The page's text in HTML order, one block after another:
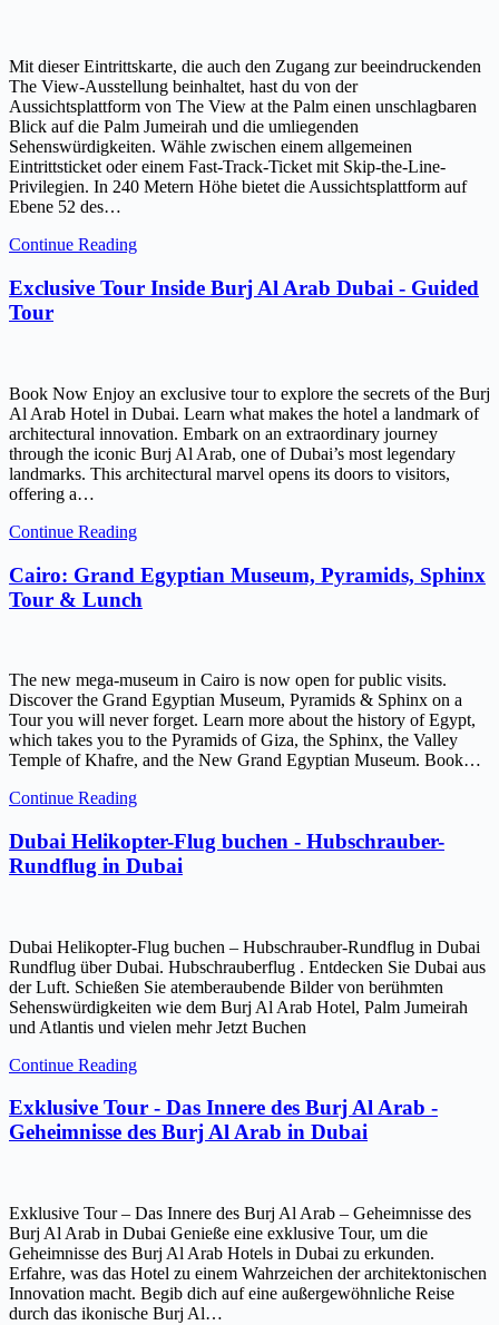
Mit dieser Eintrittskarte, die auch den Zugang zur beeindruckenden
The View-Ausstellung beinhaltet, hast du von der
Aussichtsplattform von The View at the Palm einen unschlagbaren
Blick auf die Palm Jumeirah und die umliegenden
Sehenswürdigkeiten. Wähle zwischen einem allgemeinen
Eintrittsticket oder einem Fast-Track-Ticket mit Skip-the-Line-
Privilegien. In 240 Metern Höhe bietet die Aussichtsplattform auf
Ebene 52 des…
Continue Reading
Exclusive Tour Inside Burj Al Arab Dubai - Guided
Tour
Book Now Enjoy an exclusive tour to explore the secrets of the Burj
Al Arab Hotel in Dubai. Learn what makes the hotel a landmark of
architectural innovation. Embark on an extraordinary journey
through the iconic Burj Al Arab, one of Dubai’s most legendary
landmarks. This architectural marvel opens its doors to visitors,
offering a…
Continue Reading
Cairo: Grand Egyptian Museum, Pyramids, Sphinx
Tour & Lunch
The new mega-museum in Cairo is now open for public visits.
Discover the Grand Egyptian Museum, Pyramids & Sphinx on a
Tour you will never forget. Learn more about the history of Egypt,
which takes you to the Pyramids of Giza, the Sphinx, the Valley
Temple of Khafre, and the New Grand Egyptian Museum. Book…
Continue Reading
Dubai Helikopter-Flug buchen - Hubschrauber-
Rundflug in Dubai
Dubai Helikopter-Flug buchen – Hubschrauber-Rundflug in Dubai
Rundflug über Dubai. Hubschrauberflug . Entdecken Sie Dubai aus
der Luft. Schießen Sie atemberaubende Bilder von berühmten
Sehenswürdigkeiten wie dem Burj Al Arab Hotel, Palm Jumeirah
und Atlantis und vielen mehr Jetzt Buchen
Continue Reading
Exklusive Tour - Das Innere des Burj Al Arab -
Geheimnisse des Burj Al Arab in Dubai
Exklusive Tour – Das Innere des Burj Al Arab – Geheimnisse des
Burj Al Arab in Dubai Genieße eine exklusive Tour, um die
Geheimnisse des Burj Al Arab Hotels in Dubai zu erkunden.
Erfahre, was das Hotel zu einem Wahrzeichen der architektonischen
Innovation macht. Begib dich auf eine außergewöhnliche Reise
durch das ikonische Burj Al…